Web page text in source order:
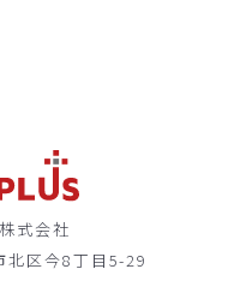
式会社
区今8丁目5-29